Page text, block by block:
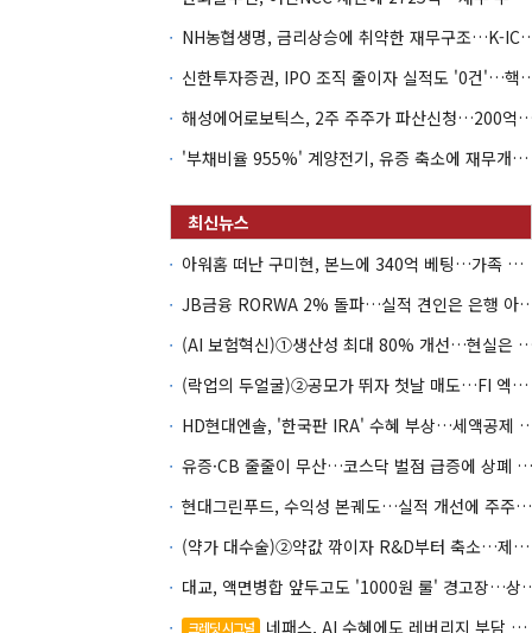
NH농협생명, 금리상승에 취
신한투자증권, IPO 조직 줄
해성에어로보틱스, 2주 주주가 파산
'부채비율 955%' 계양전기, 유증 축소에 재무개선 효과 '뚝'
아워홈 떠난 구미현, 본느에 340억 베팅…가족 지배체제 구축
JB금융 RORWA 2% 돌파…실
(AI 보험혁신)①생산성 최대 80%
(락업의 두얼굴)②공모가 뛰자 첫날 매도…FI 엑시트 전략 갈렸다
HD현대엔솔, '한국판 IRA' 수혜
유증·CB 줄줄이 무산…코스닥 벌점 급증에 상폐 압박
현대그린푸드, 수익성 본궤도…실적 개선에 주주환원까지
(약가 대수술)②약값 깎이자 R&D부터 축소…제약업계 비상경영 돌입
대교, 액면병합 앞두고
크레딧 시그널 네패스, AI 수혜에도 레버리지 부담 여전